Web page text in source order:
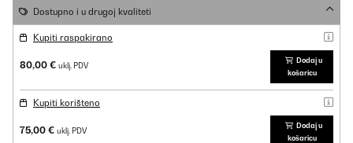
Dostupno i u drugoj kvaliteti
Kupiti raspakirano
80,00 € uklj. PDV
Dodaj u
košaricu
Kupiti korišteno
75,00 € uklj. PDV
Dodaj u
košaricu